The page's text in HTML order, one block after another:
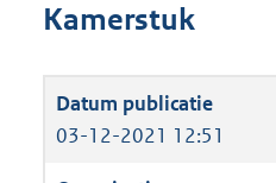
Kamerstuk
03-12-2021 12:51